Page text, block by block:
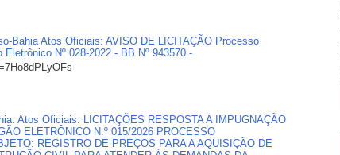
Bahia Atos Oficiais: AVISO DE LICITAÇÃO Processo
Nº 028-2022 - BB Nº 943570 -
Atos Oficiais: LICITAÇÕES RESPOSTA A IMPUGNAÇÃO
ELETRÔNICO N.º 015/2026 PROCESSO
REGISTRO DE PREÇOS PARA A AQUISIÇÃO DE